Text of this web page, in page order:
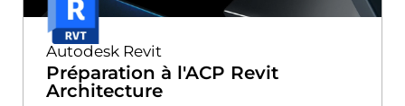
Autodesk Revit
Préparation à l'ACP Revit
Architecture